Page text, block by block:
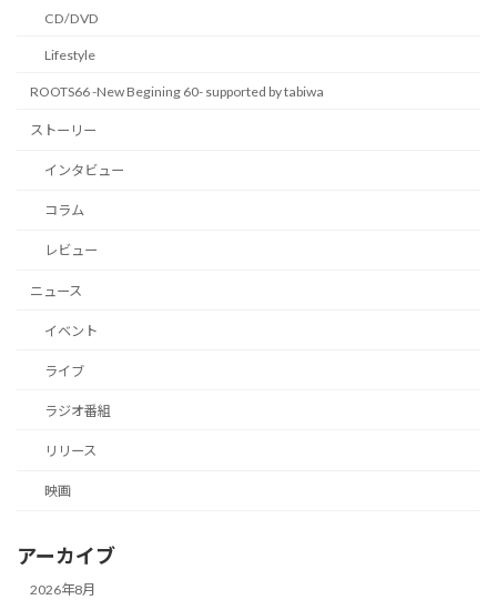
CD/DVD
Lifestyle
ROOTS66 -New Begining 60- supported by tabiwa
ストーリー
インタビュー
コラム
レビュー
ニュース
イベント
ライブ
ラジオ番組
リリース
映画
アーカイブ
2026年8月